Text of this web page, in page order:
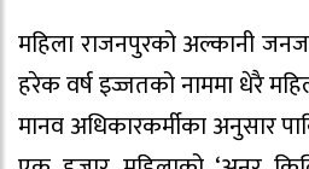
महिला राजनपुरको अल्कानी
हरेक वर्ष इज्जतको नाममा धेरै
मानव अधिकारकर्मीका अनुसार